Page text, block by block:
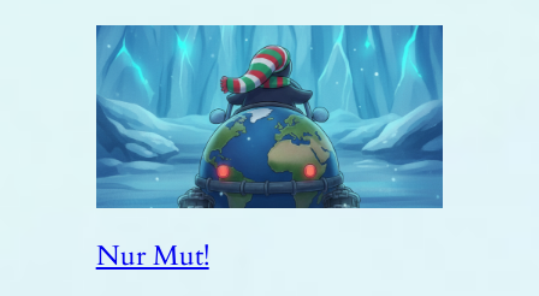
Nur Mut!